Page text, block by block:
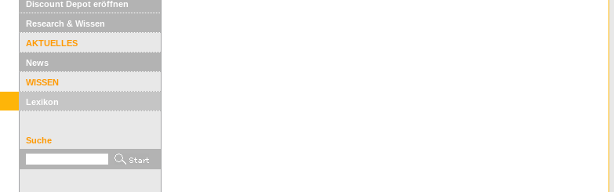
Discount Depot eröffnen
Research & Wissen
AKTUELLES
News
WISSEN
Lexikon
Suche